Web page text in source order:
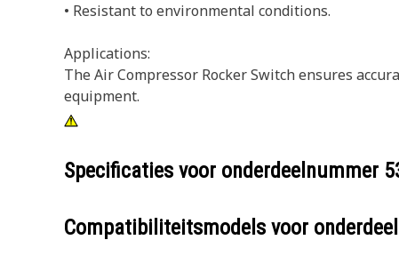
• Resistant to environmental conditions.
Applications:
The Air Compressor Rocker Switch ensures
equipment.
Specificaties voor onderdeelnummer
Compatibiliteitsmodels voor